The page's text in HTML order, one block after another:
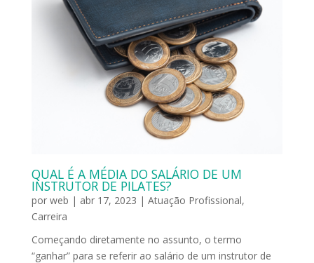
QUAL É A MÉDIA DO SALÁRIO DE UM
INSTRUTOR DE PILATES?
por web | abr 17, 2023 | Atuação Profissional,
Carreira
Começando diretamente no assunto, o termo
“ganhar” para se referir ao salário de um instrutor de